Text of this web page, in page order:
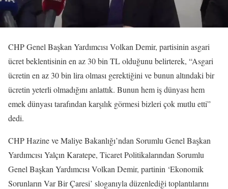
CHP Genel Başkan Yardımcısı Volkan Demir, partisinin asgari
ücret beklentisinin en az 30 bin TL olduğunu belirterek, “Asgari
ücretin en az 30 bin lira olması gerektiğini ve bunun altındaki bir
ücretin yeterli olmadığını anlattık. Bunun hem iş dünyası hem
emek dünyası tarafından karşılık görmesi bizleri çok mutlu etti”
dedi.
CHP Hazine ve Maliye Bakanlığı’ndan Sorumlu Genel Başkan
Yardımcısı Yalçın Karatepe, Ticaret Politikalarından Sorumlu
Genel Başkan Yardımcısı Volkan Demir, partinin ‘Ekonomik
Sorunların Var Bir Çaresi’ sloganıyla düzenlediği toplantılarını